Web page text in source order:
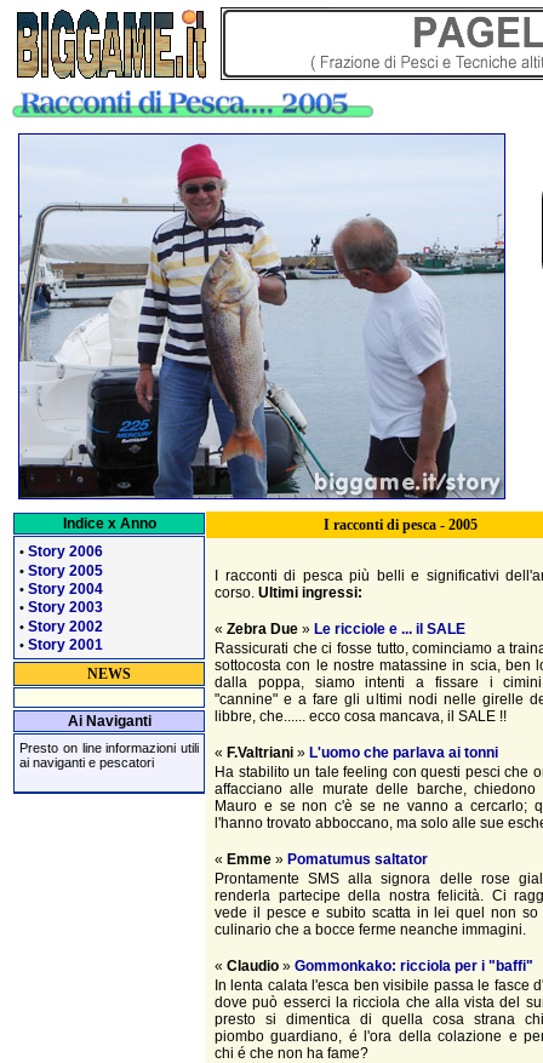
Indice x Anno
• Story 2006
• Story 2005
• Story 2004
• Story 2003
• Story 2002
• Story 2001
NEWS
Ai Naviganti
Presto on line informazioni utili
ai naviganti e pescatori
I racconti di pesca - 2005
I racconti di pesca più belli e significativi
corso. Ultimi ingressi:
« Zebra Due » Le ricciole e ... il SALE
Rassicurati che ci fosse tutto, cominciamo a
sottocosta con le nostre matassine in scia, ben
dalla poppa, siamo intenti a fissare i
"cannine" e a fare gli ultimi nodi nelle girelle
libbre, che...... ecco cosa mancava, il SALE !!
« F.Valtriani » L'uomo che parlava ai tonni
Ha stabilito un tale feeling con questi pesci che
affacciano alle murate delle barche, chiedono
Mauro e se non c'è se ne vanno a cercarlo;
l'hanno trovato abboccano, ma solo alle sue
« Emme » Pomatumus saltator
Prontamente SMS alla signora delle rose
renderla partecipe della nostra felicità. Ci
vede il pesce e subito scatta in lei quel non so
culinario che a bocce ferme neanche immagini.
« Claudio » Gommonkako: ricciola per i "baffi"
In lenta calata l'esca ben visibile passa le fasce
dove può esserci la ricciola che alla vista del
presto si dimentica di quella cosa strana
piombo guardiano, é l'ora della colazione e
chi é che non ha fame?